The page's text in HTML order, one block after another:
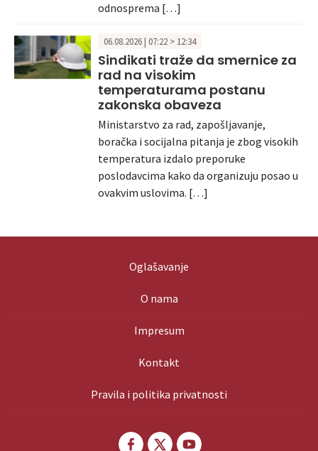
odnosprema […]
06.08.2026 | 07:22 > 12:34
Sindikati traže da smernice za
rad na visokim
temperaturama postanu
zakonska obaveza
Ministarstvo za rad, zapošljavanje,
boračka i socijalna pitanja je zbog visokih
temperatura izdalo preporuke
poslodavcima kako da organizuju posao u
ovakvim uslovima. […]
Oglašavanje
O nama
Impresum
Kontakt
Pravila i politika privatnosti